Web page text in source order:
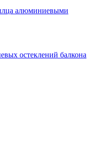
алюминиевыми
остеклений балкона